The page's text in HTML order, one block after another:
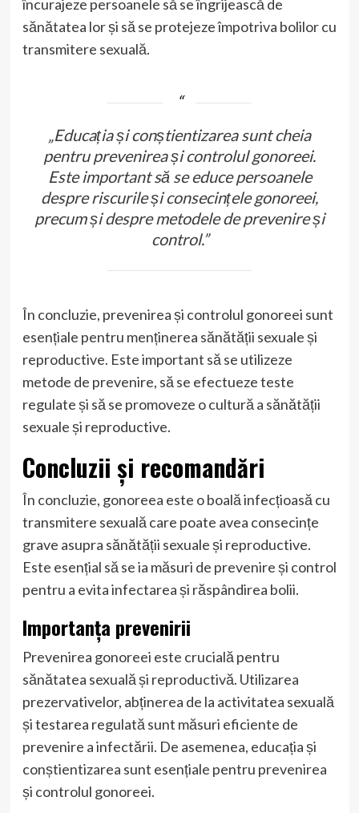
încurajeze persoanele să se îngrijească de
sănătatea lor și să se protejeze împotriva bolilor cu
transmitere sexuală.
„Educația și conștientizarea sunt cheia
pentru prevenirea și controlul gonoreei.
Este important să se educe persoanele
despre riscurile și consecințele gonoreei,
precum și despre metodele de prevenire și
control.”
În concluzie, prevenirea și controlul gonoreei sunt
esențiale pentru menținerea sănătății sexuale și
reproductive. Este important să se utilizeze
metode de prevenire, să se efectueze teste
regulate și să se promoveze o cultură a sănătății
sexuale și reproductive.
Concluzii și recomandări
În concluzie, gonoreea este o boală infecțioasă cu
transmitere sexuală care poate avea consecințe
grave asupra sănătății sexuale și reproductive.
Este esențial să se ia măsuri de prevenire și control
pentru a evita infectarea și răspândirea bolii.
Importanța prevenirii
Prevenirea gonoreei este crucială pentru
sănătatea sexuală și reproductivă. Utilizarea
prezervativelor, abținerea de la activitatea sexuală
și testarea regulată sunt măsuri eficiente de
prevenire a infectării. De asemenea, educația și
conștientizarea sunt esențiale pentru prevenirea
și controlul gonoreei.